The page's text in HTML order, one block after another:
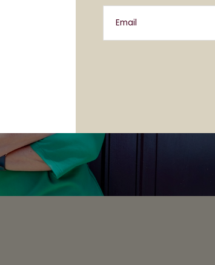
Email